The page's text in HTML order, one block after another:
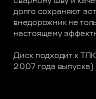
долго сохраняют
внедорожник не
настоящему
Диск подходит к
2007 года выпуска)